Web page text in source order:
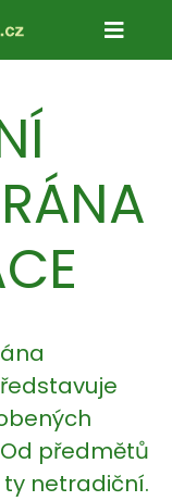
předmětů
netradiční.